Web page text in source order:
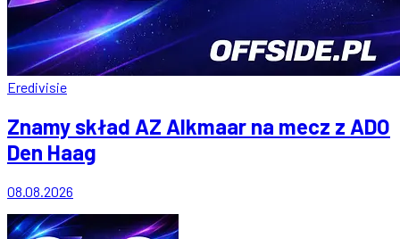
Eredivisie
Znamy skład AZ Alkmaar na mecz z ADO
Den Haag
08.08.2026